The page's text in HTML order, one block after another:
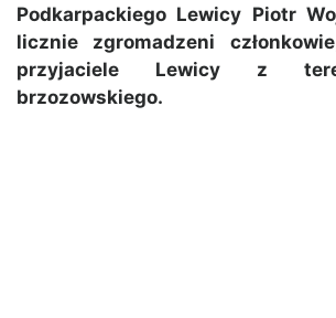
Podkarpackiego Lewicy Piotr
licznie zgromadzeni
przyjaciele Lewicy z
brzozowskiego.